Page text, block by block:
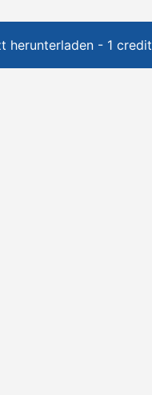
herunterladen - 1 credit